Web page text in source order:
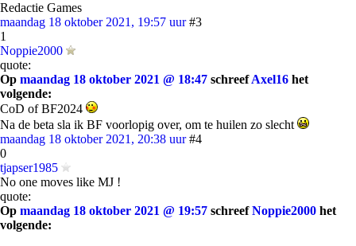
Redactie Games
maandag 18 oktober 2021, 19:57 uur #3
1
Noppie2000
quote:
Op maandag 18 oktober 2021 @ 18:47 schreefAxel16 het
volgende:
CoD of BF2024
Na de beta sla ik BF voorlopig over, om te huilen zo slecht
maandag 18 oktober 2021, 20:38 uur #4
0
tjapser1985
No one moves like MJ !
quote:
Op maandag 18 oktober 2021 @ 19:57 schreefNoppie2000 het
volgende: